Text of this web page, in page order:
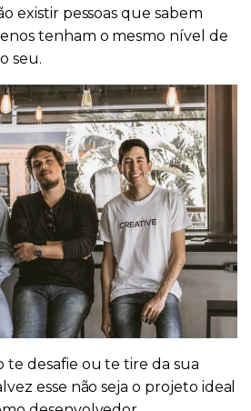
existir pessoas que sabem
tenham o mesmo nível de
seu.
desafie ou te tire da sua
esse não seja o projeto ideal